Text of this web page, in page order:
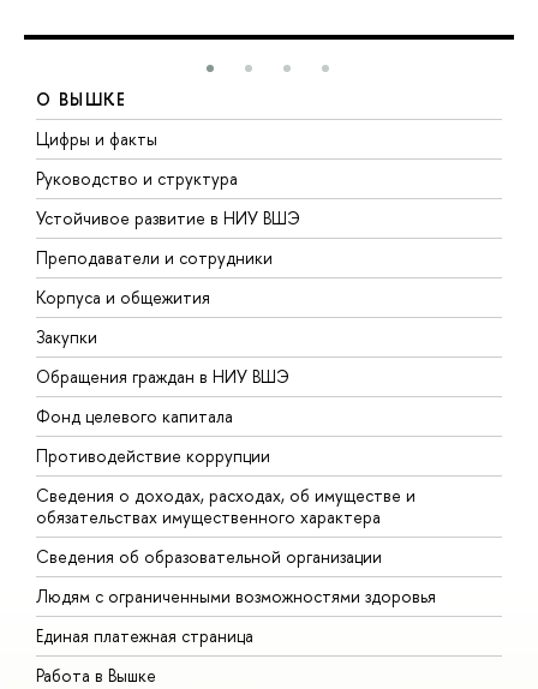
О ВЫШКЕ
Цифры и факты
Руководство и структура
Устойчивое развитие в НИУ ВШЭ
Преподаватели и сотрудники
Корпуса и общежития
Закупки
Обращения граждан в НИУ ВШЭ
Фонд целевого капитала
Противодействие коррупции
Сведения о доходах, расходах, об имуществе и
обязательствах имущественного характера
Сведения об образовательной организации
Людям с ограниченными возможностями здоровья
Единая платежная страница
Работа в Вышке